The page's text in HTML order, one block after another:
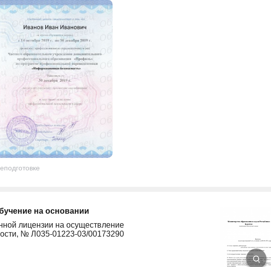
на основании
лицензии на осуществление
№ Л035-01223-03/00173290